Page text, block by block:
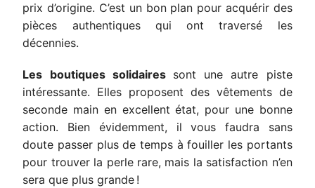
prix d’origine. C’est un bon plan pour acquérir des
pièces authentiques qui ont traversé les
décennies.
Les boutiques solidaires sont une autre piste
intéressante. Elles proposent des vêtements de
seconde main en excellent état, pour une bonne
action. Bien évidemment, il vous faudra sans
doute passer plus de temps à fouiller les portants
pour trouver la perle rare, mais la satisfaction n’en
sera que plus grande !